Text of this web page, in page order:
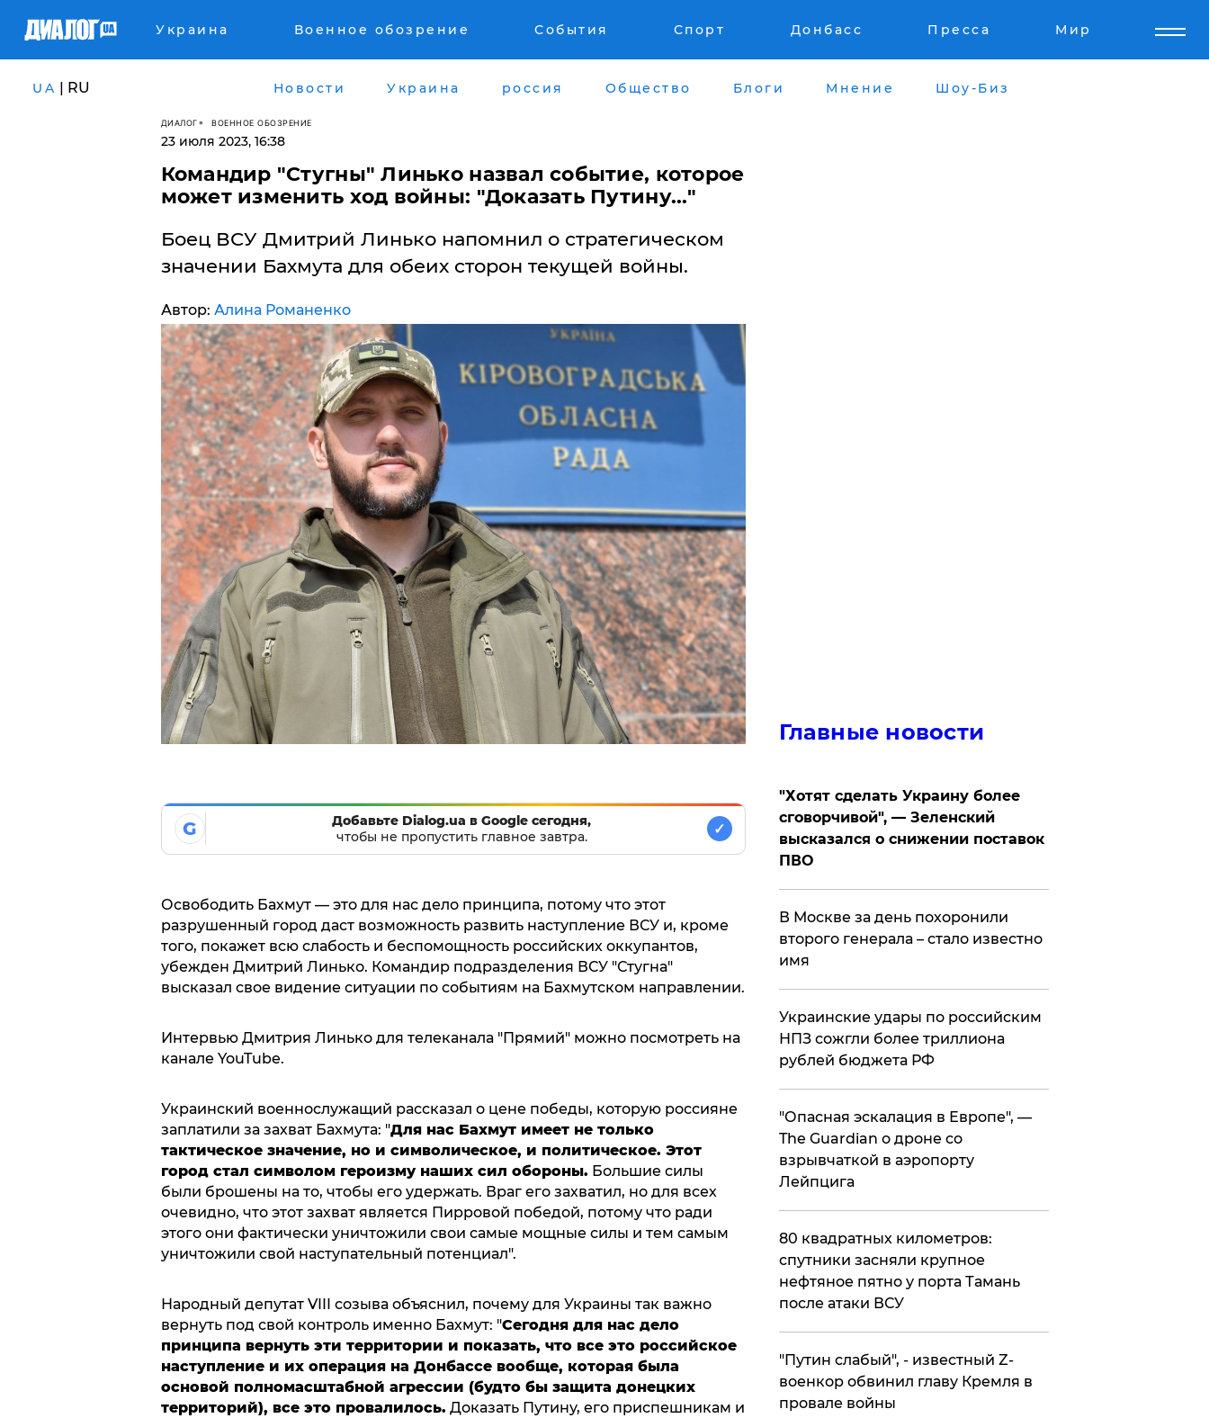
Украина Военное обозрение События Спорт Донбасс Пресса Мир
UA | RU Новости Украина россия Общество Блоги Мнение Шоу-Биз
ДИАЛОГ ВОЕННОЕ ОБОЗРЕНИЕ
23 июля 2023, 16:38
Командир "Стугны" Линько назвал событие, которое
может изменить ход войны: "Доказать Путину..."
Боец ВСУ Дмитрий Линько напомнил о стратегическом
значении Бахмута для обеих сторон текущей войны.
Автор: Алина Романенко
G
Добавьте Dialog.ua в Google сегодня,
чтобы не пропустить главное завтра.
✓
Освободить Бахмут — это для нас дело принципа, потому что этот
разрушенный город даст возможность развить наступление ВСУ и, кроме
того, покажет всю слабость и беспомощность российских оккупантов,
убежден Дмитрий Линько. Командир подразделения ВСУ "Стугна"
высказал свое видение ситуации по событиям на Бахмутском направлении.
Интервью Дмитрия Линько для телеканала "Прямий" можно посмотреть на
канале YouTube.
Украинский военнослужащий рассказал о цене победы, которую россияне
заплатили за захват Бахмута: "Для нас Бахмут имеет не только
тактическое значение, но и символическое, и политическое. Этот
город стал символом героизму наших сил обороны. Большие силы
были брошены на то, чтобы его удержать. Враг его захватил, но для всех
очевидно, что этот захват является Пирровой победой, потому что ради
этого они фактически уничтожили свои самые мощные силы и тем самым
уничтожили свой наступательный потенциал".
Народный депутат VIII созыва объяснил, почему для Украины так важно
вернуть под свой контроль именно Бахмут: "Сегодня для нас дело
принципа вернуть эти территории и показать, что все это российское
наступление и их операция на Донбассе вообще, которая была
основой полномасштабной агрессии (будто бы защита донецких
территорий), все это провалилось. Доказать Путину, его приспешникам и
Главные новости
​"Хотят сделать Украину более
сговорчивой", — Зеленский
высказался о снижении поставок
ПВО
В Москве за день похоронили
второго генерала – стало известно
имя
Украинские удары по российским
НПЗ сожгли более триллиона
рублей бюджета РФ
"Опасная эскалация в Европе", —
The Guardian о дроне со
взрывчаткой в аэропорту
Лейпцига
80 квадратных километров:
спутники засняли крупное
нефтяное пятно у порта Тамань
после атаки ВСУ
​"Путин слабый", - известный Z-
военкор обвинил главу Кремля в
провале войны